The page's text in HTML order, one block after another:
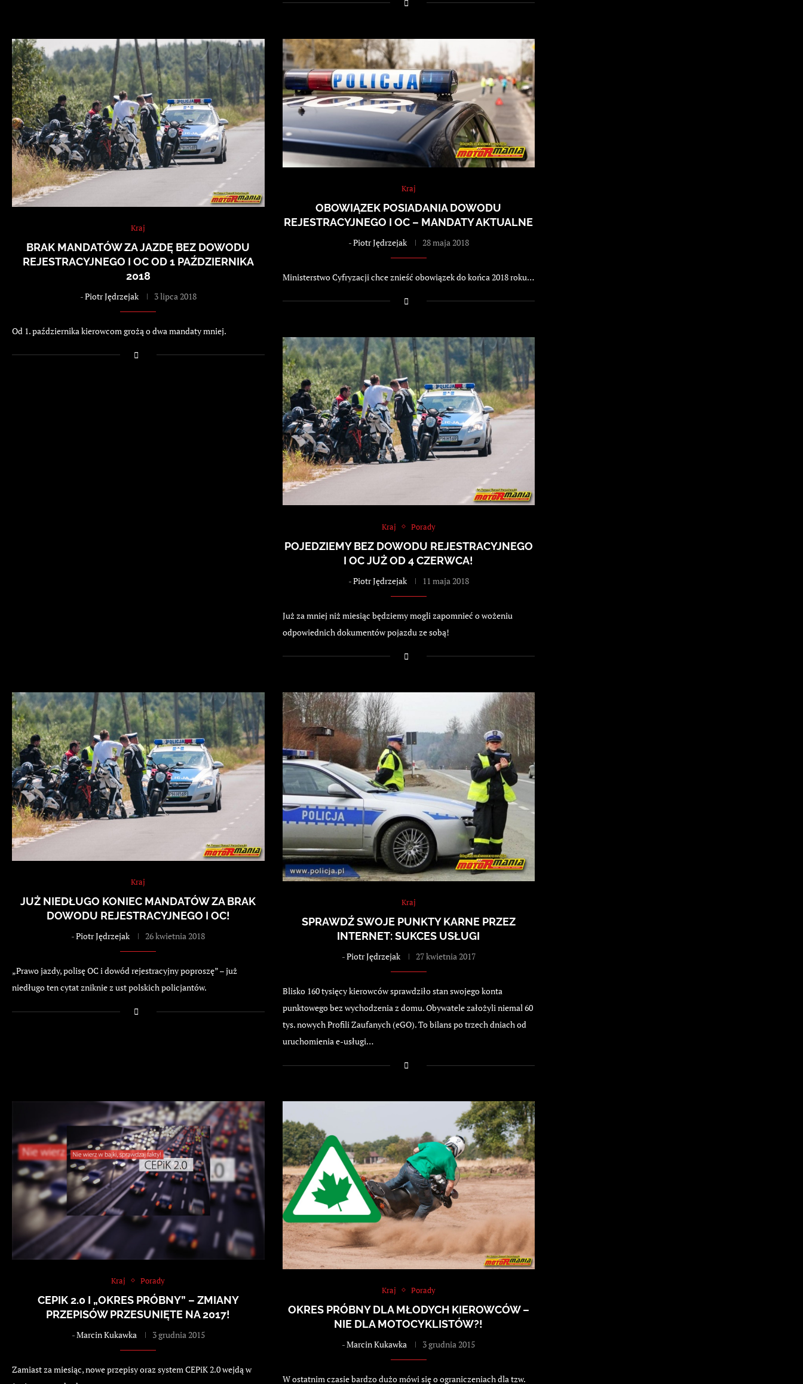
Kraj
BRAK MANDATÓW ZA JAZDĘ BEZ DOWODU
REJESTRACYJNEGO I OC OD 1 PAŹDZIERNIKA
2018
-Piotr Jędrzejak 3 lipca 2018
Od 1. października kierowcom grożą o dwa mandaty mniej.
Kraj
OBOWIĄZEK POSIADANIA DOWODU
REJESTRACYJNEGO I OC – MANDATY AKTUALNE
-Piotr Jędrzejak 28 maja 2018
Ministerstwo Cyfryzacji chce znieść obowiązek do końca 2018 roku…
Kraj Porady
POJEDZIEMY BEZ DOWODU REJESTRACYJNEGO
I OC JUŻ OD 4 CZERWCA!
-Piotr Jędrzejak 11 maja 2018
Już za mniej niż miesiąc będziemy mogli zapomnieć o wożeniu
odpowiednich dokumentów pojazdu ze sobą!
Kraj
JUŻ NIEDŁUGO KONIEC MANDATÓW ZA BRAK
DOWODU REJESTRACYJNEGO I OC!
-Piotr Jędrzejak 26 kwietnia 2018
„Prawo jazdy, polisę OC i dowód rejestracyjny poproszę” – już
niedługo ten cytat zniknie z ust polskich policjantów.
Kraj
SPRAWDŹ SWOJE PUNKTY KARNE PRZEZ
INTERNET: SUKCES USŁUGI
-Piotr Jędrzejak 27 kwietnia 2017
Blisko 160 tysięcy kierowców sprawdziło stan swojego konta
punktowego bez wychodzenia z domu. Obywatele założyli niemal 60
tys. nowych Profili Zaufanych (eGO). To bilans po trzech dniach od
uruchomienia e-usługi…
Kraj Porady
CEPIK 2.0 I „OKRES PRÓBNY” – ZMIANY
PRZEPISÓW PRZESUNIĘTE NA 2017!
-Marcin Kukawka 3 grudnia 2015
Zamiast za miesiąc, nowe przepisy oraz system CEPiK 2.0 wejdą w
Kraj Porady
OKRES PRÓBNY DLA MŁODYCH KIEROWCÓW –
NIE DLA MOTOCYKLISTÓW?!
-Marcin Kukawka 3 grudnia 2015
W ostatnim czasie bardzo dużo mówi się o ograniczeniach dla tzw.